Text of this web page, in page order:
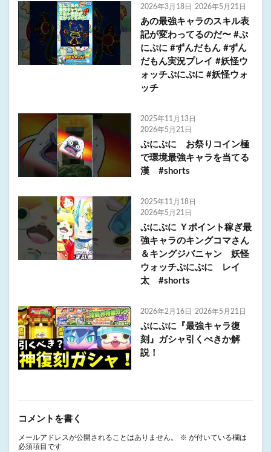
2026年3月18日 2026年5月21日
あの最強キャラのスキル表
記が変わってるのだ〜 #ぷ
にぷに #ずんだもん #ずん
だもん実況プレイ #妖怪ウ
ォッチぷにぷに #妖怪ウォ
ッチ
2025年11月13日
2026年5月21日
ぷにぷに お祭りコイン極
で環境最強キャラを当てる
漢 #shorts
2025年11月18日
2026年5月21日
ぷにぷに Ｙポイント稼ぎ最
強キャラのキングコマさん
＆キングジバニャン 妖怪
ウォッチぷにぷに レイ
太 #shorts
2026年2月16日 2026年5月21日
ぷにぷに『最強キャラ復
刻』ガシャ引くべきか解
説！
コメントを書く
メールアドレスが公開されることはありません。 ※ が付いている欄は
必須項目です